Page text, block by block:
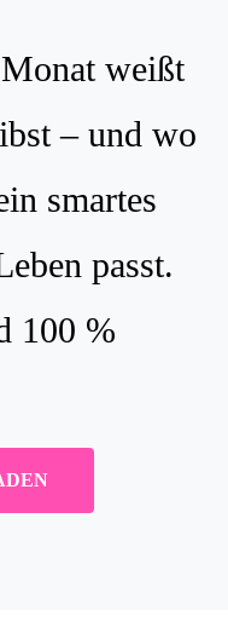
weißt
– und wo
smartes
passt.
100 %